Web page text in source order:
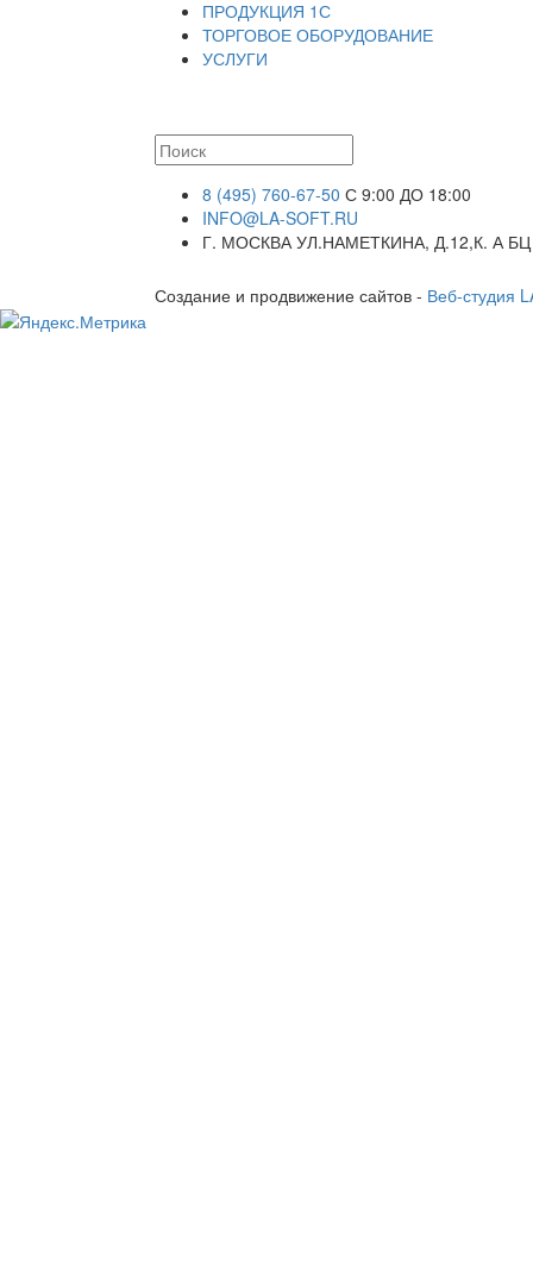
ПРОДУКЦИЯ 1С
ТОРГОВОЕ ОБОРУДОВАНИЕ
УСЛУГИ
8 (495) 760-67-50 С 9:00 ДО 18:00
INFO@LA-SOFT.RU
Г. МОСКВА УЛ.НАМЕТКИНА, Д.12,К. А
Создание и продвижение сайтов - Веб-студия